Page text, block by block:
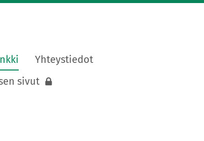
Yhteystiedot
sivut